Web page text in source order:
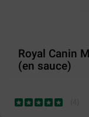
Royal Canin
(en sauce)